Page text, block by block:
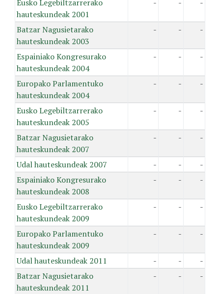
Eusko Legebiltzarrerako
hauteskundeak 2001
- - -
Batzar Nagusietarako
hauteskundeak 2003
- - -
Espainiako Kongresurako
hauteskundeak 2004
- - -
Europako Parlamentuko
hauteskundeak 2004
- - -
Eusko Legebiltzarrerako
hauteskundeak 2005
- - -
Batzar Nagusietarako
hauteskundeak 2007
- - -
Udal hauteskundeak 2007 - -
-
Espainiako Kongresurako
hauteskundeak 2008
- - -
Eusko Legebiltzarrerako
hauteskundeak 2009
- - -
Europako Parlamentuko
hauteskundeak 2009
- - -
Udal hauteskundeak 2011 - -
-
Batzar Nagusietarako
hauteskundeak 2011
- - -